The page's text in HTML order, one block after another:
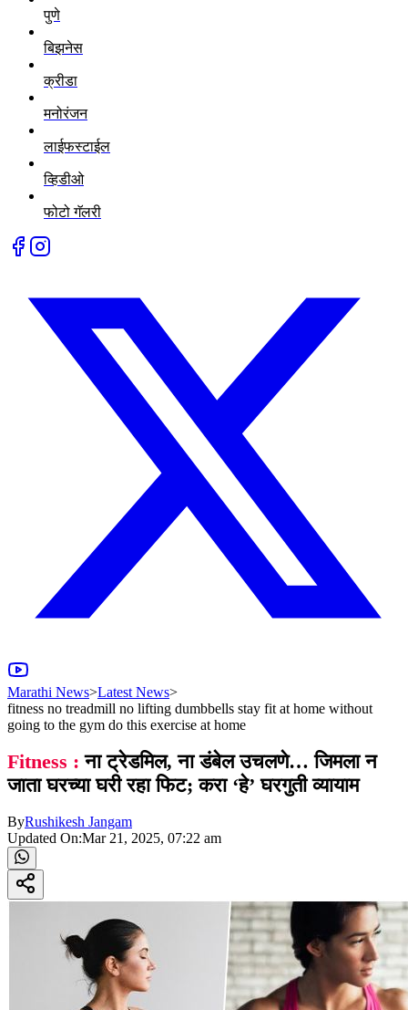
पुणे
बिझनेस
क्रीडा
मनोरंजन
लाईफस्टाईल
व्हिडीओ
फोटो गॅलरी
Marathi News>Latest News>
fitness no treadmill no lifting dumbbells stay fit at home without
going to the gym do this exercise at home
Fitness : ना ट्रेडमिल, ना डंबेल उचलणे… जिमला न
जाता घरच्या घरी रहा फिट; करा ‘हे’ घरगुती व्यायाम
ByRushikesh Jangam
Updated On:Mar 21, 2025, 07:22 am